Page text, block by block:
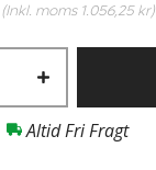
moms 1.056,25 kr)
Altid Fri Fragt